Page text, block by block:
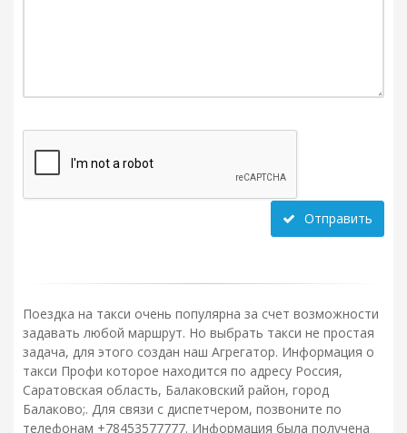
Отправить
Поездка на такси очень популярна за счет возможности
задавать любой маршрут. Но выбрать такси не простая
задача, для этого создан наш Агрегатор. Информация о
такси Профи которое находится по адресу Россия,
Саратовская область, Балаковский район, город
Балаково;. Для связи с диспетчером, позвоните по
телефонам +78453577777. Информация была получена